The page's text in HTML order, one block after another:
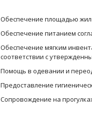
Обеспечение площадью
Обеспечение питанием
Обеспечение мягким
соответствии с
Помощь в одевании и
Предоставление
Сопровождение на